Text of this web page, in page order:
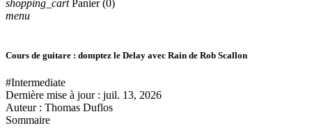
shopping_cart Panier (0)
menu
Cours de guitare : domptez le Delay avec Rain de Rob Scallon
#Intermediate
Dernière mise à jour : juil. 13, 2026
Auteur : Thomas Duflos
Sommaire